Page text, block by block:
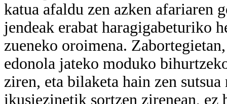
katua afaldu zen azken afariaren
jendeak erabat haragigabeturiko
zueneko oroimena.
edonola jateko moduko
ziren, eta bilaketa hain zen
ikusiezinetik sortzen zirenean, ez